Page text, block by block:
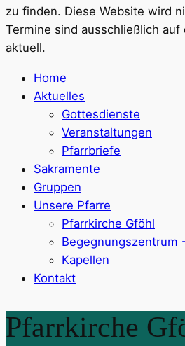
zu finden. Diese Website wird
Termine sind ausschließlich auf
aktuell.
Home
Aktuelles
Gottesdienste
Veranstaltungen
Pfarrbriefe
Sakramente
Gruppen
Unsere Pfarre
Pfarrkirche Gföhl
Begegnungszentrum
Kapellen
Kontakt
Pfarrkirche